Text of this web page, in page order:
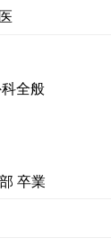
全般
卒業